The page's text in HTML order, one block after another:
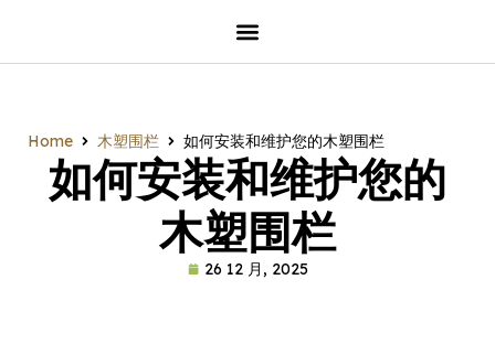
Home 木塑围栏 如何安装和维护您的木塑围栏
如何安装和维护您的
木塑围栏
26 12 月, 2025